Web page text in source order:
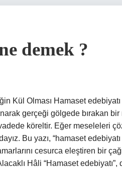
demek ?
Kül Olması Hamaset edebiyatı
gerçeği gölgede bırakan bir
köreltir. Eğer meseleleri
Bu yazı, “hamaset
cesurca eleştiren bir
Hâli “Hamaset edebiyatı”,